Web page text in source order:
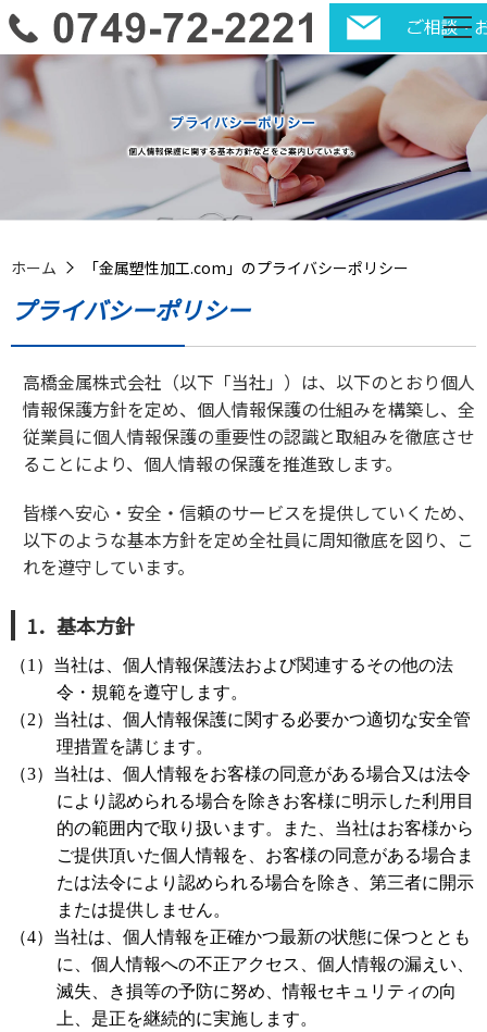
ホーム 「金属塑性加工.com」のプライバシーポリシー
プライバシーポリシー
高橋金属株式会社（以下「当社」）は、以下のとおり個人
情報保護方針を定め、個人情報保護の仕組みを構築し、全
従業員に個人情報保護の重要性の認識と取組みを徹底させ
ることにより、個人情報の保護を推進致します。
皆様へ安心・安全・信頼のサービスを提供していくため、
以下のような基本方針を定め全社員に周知徹底を図り、こ
れを遵守しています。
1．基本方針
（1）当社は、個人情報保護法および関連するその他の法
令・規範を遵守します。
（2）当社は、個人情報保護に関する必要かつ適切な安全管
理措置を講じます。
（3）当社は、個人情報をお客様の同意がある場合又は法令
により認められる場合を除きお客様に明示した利用目
的の範囲内で取り扱います。また、当社はお客様から
ご提供頂いた個人情報を、お客様の同意がある場合ま
たは法令により認められる場合を除き、第三者に開示
または提供しません。
（4）当社は、個人情報を正確かつ最新の状態に保つととも
に、個人情報への不正アクセス、個人情報の漏えい、
滅失、き損等の予防に努め、情報セキュリティの向
上、是正を継続的に実施します。